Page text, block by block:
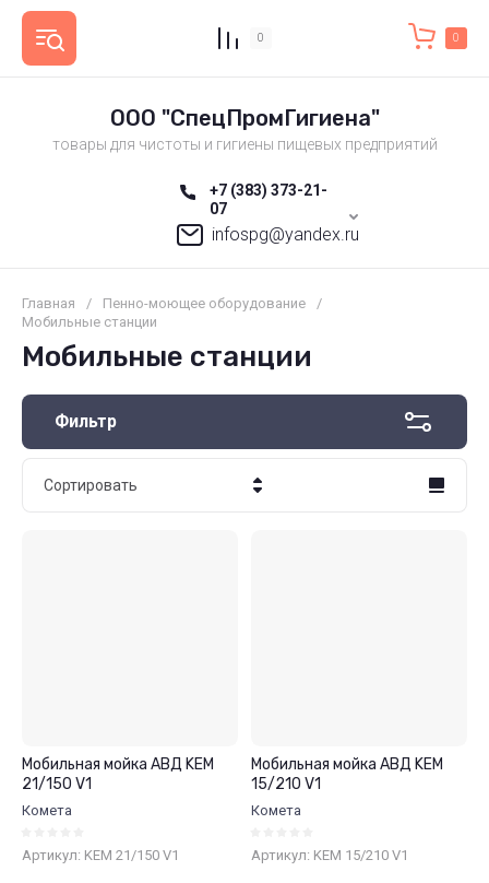
0 0
ООО "СпецПромГигиена"
товары для чистоты и гигиены пищевых предприятий
+7 (383) 373-21-
07
infospg@yandex.ru
Главная / Пенно-моющее оборудование
/
Мобильные станции
Мобильные станции
Фильтр
Сортировать
Мобильная мойка АВД KEM
21/150 V1
Комета
Артикул: KEM 21/150 V1
Мобильная мойка АВД KEM
15/210 V1
Комета
Артикул: KEM 15/210 V1